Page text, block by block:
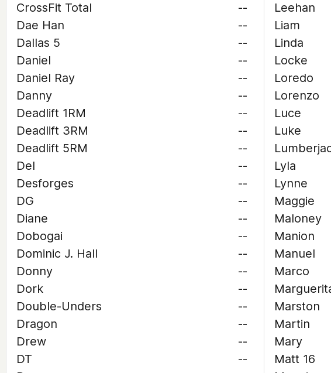
CrossFit Total
--
Dae Han
--
Dallas 5
--
Daniel
--
Daniel Ray
--
Danny
--
Deadlift 1RM
--
Deadlift 3RM
--
Deadlift 5RM
--
Del
--
Desforges
--
DG
--
Diane
--
Dobogai
--
Dominic J. Hall
--
Donny
--
Dork
--
Double-Unders
--
Dragon
--
Drew
--
DT
--
Leehan
Liam
Linda
Locke
Loredo
Lorenzo
Luce
Luke
Lyla
Lynne
Maggie
Maloney
Manion
Manuel
Marco
Marston
Martin
Mary
Matt 16